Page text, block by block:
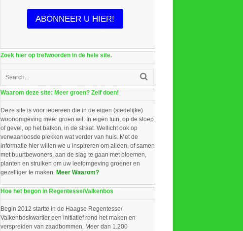
ABONNEER U HIER!
Zoek hier op trefwoorden in de hele site.
Waarom deze site: Meer groen? Zelf doen!
Deze site is voor iedereen die in de eigen (stedelijke)
woonomgeving meer groen wil. In eigen tuin, op de stoep
of gevel, op het balkon, in de straat. Wellicht ook op
verwaarloosde plekken wat verder van huis. Met de
informatie hier willen we u inspireren om alleen, of samen
met buurtbewoners, aan de slag te gaan met bloemen,
planten en struiken om uw leefomgeving groener en
gezelliger te maken. Meer Waarom?
Hoe het begon in Regentesse/Valkenbos
Begin 2012 startte in de Haagse Regentesse/
Valkenboskwartier een initiatief rond het maken en
verspreiden van zaadbommen. Meer dan 1.200